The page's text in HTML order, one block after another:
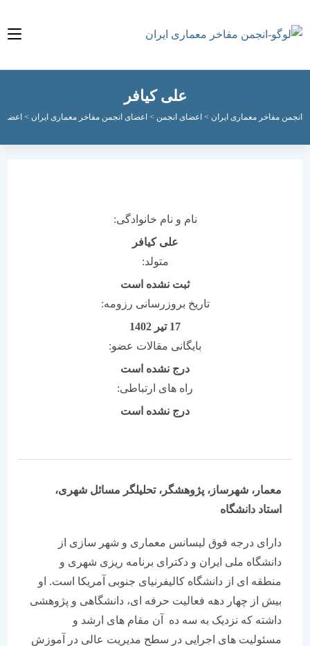
علی کیافر
مفاخر معماری ایران > اعضای انجمن>اعضای انجمن مفاخر معماری ایران > اعضای فعال
نام و نام خانوادگی:
علی کیافر
ثبت نشده است
تاریخ بروزرسانی رزومه:
بایگانی مقالات عضو:
درج نشده است
راه های ارتباطی:
درج نشده است
معمار، شهرساز، پژوهشگر، تحلیلگر مسائل شهری،
استاد دانشگاه
دارای درجه فوق لیسانس معماری و شهر سازی از
دانشگاه ملی ایران و دکترای برنامه ریزی شهری و
منطقه ای از دانشگاه کالیفرنیای جنوبی آمریکا است. او
بیش از چهار دهه فعالیت حرفه ای، دانشگاهی و پژوهشی
داشته که نزدیک به سه ده آن مقام های ارشد و
مسئولیت های اجرایی در سطح مدیریت عالی در آموزش